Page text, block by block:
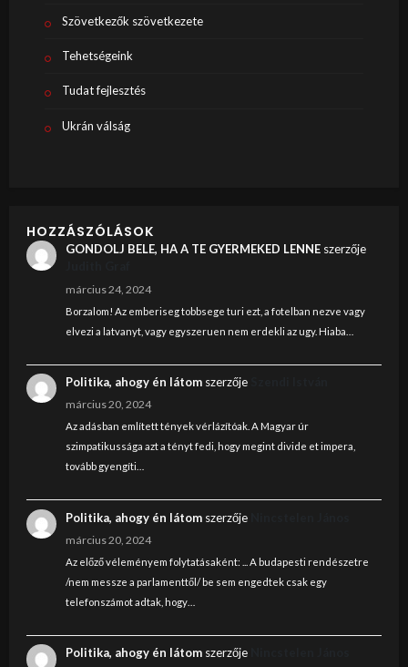
Szövetkezők szövetkezete
Tehetségeink
Tudat fejlesztés
Ukrán válság
HOZZÁSZÓLÁSOK
GONDOLJ BELE, HA A TE GYERMEKED LENNEszerzője
március 24, 2024
Borzalom! Az emberiseg tobbsege turi ezt, a fotelban nezve vagy
elvezi a latvanyt, vagy egyszeruen nem erdekli az ugy. Hiaba…
Politika, ahogy én látomszerzője
március 20, 2024
Az adásban említett tények vérlázítóak. A Magyar úr
szimpatikussága azt a tényt fedi, hogy megint divide et impera,
tovább gyengíti…
Politika, ahogy én látomszerzője
március 20, 2024
Az előző véleményem folytatásaként: ... A budapesti rendészetre
/nem messze a parlamenttől/ be sem engedtek csak egy
telefonszámot adtak, hogy…
Politika, ahogy én látomszerzője